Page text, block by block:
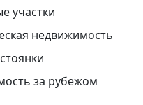
участки
недвижимость
за рубежом